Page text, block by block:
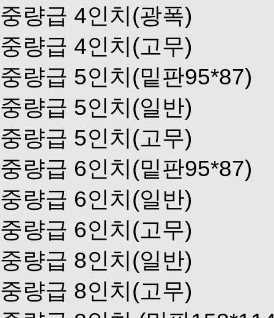
중량급 4인치(광폭)
중량급 4인치(고무)
중량급 5인치(밑판95*87)
중량급 5인치(일반)
중량급 5인치(고무)
중량급 6인치(밑판95*87)
중량급 6인치(일반)
중량급 6인치(고무)
중량급 8인치(일반)
중량급 8인치(고무)